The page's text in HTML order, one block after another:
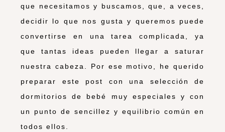
que necesitamos y buscamos, que, a veces,
decidir lo que nos gusta y queremos puede
convertirse en una tarea complicada, ya
que tantas ideas pueden llegar a saturar
nuestra cabeza. Por ese motivo, he querido
preparar este post con una selección de
dormitorios de bebé muy especiales y con
un punto de sencillez y equilibrio común en
todos ellos.